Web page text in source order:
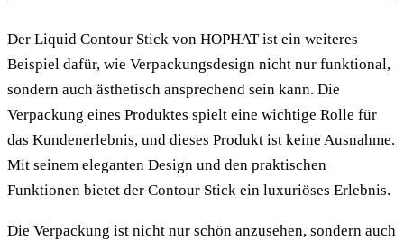
Der Liquid Contour Stick von HOPHAT ist ein weiteres
Beispiel dafür, wie Verpackungsdesign nicht nur funktional,
sondern auch ästhetisch ansprechend sein kann. Die
Verpackung eines Produktes spielt eine wichtige Rolle für
das Kundenerlebnis, und dieses Produkt ist keine Ausnahme.
Mit seinem eleganten Design und den praktischen
Funktionen bietet der Contour Stick ein luxuriöses Erlebnis.
Die Verpackung ist nicht nur schön anzusehen, sondern auch